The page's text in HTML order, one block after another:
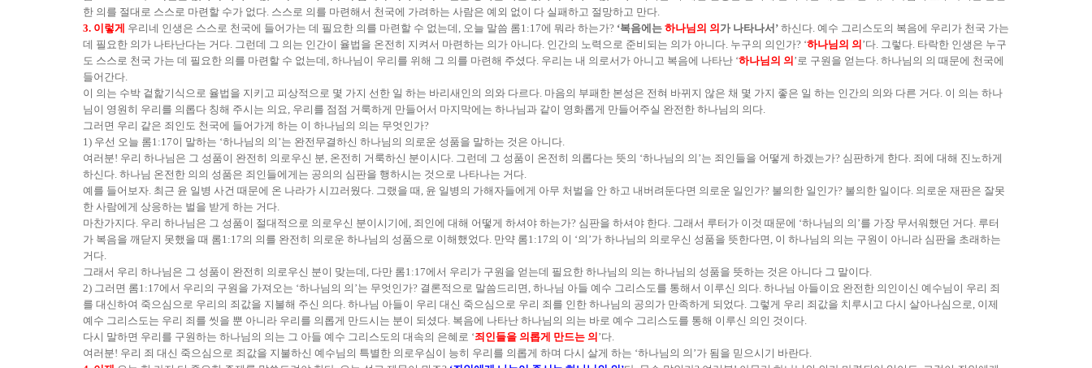
한 의를 절대로 스스로 마련할 수가 없다. 스스로 의를 마련해서 천국에 가려하는 사람은 예외 없이 다 실패하고 절망하고 만다.
3. 이렇게 우리네 인생은 스스로 천국에 들어가는 데 필요한 의를 마련할 수 없는데, 오늘 말씀 롬1:17에 뭐라 하는가? ‘복음에는 하나님의 의 가 나타나서’ 하신다. 예수 그리스도의 복음에 우리가 천국 가는
데 필요한 의가 나타난다는 거다. 그런데 그 의는 인간이 율법을 온전히 지켜서 마련하는 의가 아니다. 인간의 노력으로 준비되는 의가 아니다. 누구의 의인가? ‘하나님의 의 ’다. 그렇다. 타락한 인생은 누구
도 스스로 천국 가는 데 필요한 의를 마련할 수 없는데, 하나님이 우리를 위해 그 의를 마련해 주셨다. 우리는 내 의로서가 아니고 복음에 나타난 ‘하나님의 의 ’로 구원을 얻는다. 하나님의 의 때문에 천국에
들어간다.
이 의는 수박 겉핥기식으로 율법을 지키고 피상적으로 몇 가지 선한 일 하는 바리새인의 의와 다르다. 마음의 부패한 본성은 전혀 바뀌지 않은 채 몇 가지 좋은 일 하는 인간의 의와 다른 거다. 이 의는 하나
님이 영원히 우리를 의롭다 칭해 주시는 의요, 우리를 점점 거룩하게 만들어서 마지막에는 하나님과 같이 영화롭게 만들어주실 완전한 하나님의 의다.
그러면 우리 같은 죄인도 천국에 들어가게 하는 이 하나님의 의는 무엇인가?
1) 우선 오늘 롬1:17이 말하는 ‘하나님의 의’는 완전무결하신 하나님의 의로운 성품을 말하는 것은 아니다.
여러분! 우리 하나님은 그 성품이 완전히 의로우신 분, 온전히 거룩하신 분이시다. 그런데 그 성품이 온전히 의롭다는 뜻의 ‘하나님의 의’는 죄인들을 어떻게 하겠는가? 심판하게 한다. 죄에 대해 진노하게
하신다. 하나님 온전한 의의 성품은 죄인들에게는 공의의 심판을 행하시는 것으로 나타나는 거다.
예를 들어보자. 최근 윤 일병 사건 때문에 온 나라가 시끄러웠다. 그랬을 때, 윤 일병의 가해자들에게 아무 처벌을 안 하고 내버려둔다면 의로운 일인가? 불의한 일인가? 불의한 일이다. 의로운 재판은 잘못
한 사람에게 상응하는 벌을 받게 하는 거다.
마찬가지다. 우리 하나님은 그 성품이 절대적으로 의로우신 분이시기에, 죄인에 대해 어떻게 하셔야 하는가? 심판을 하셔야 한다. 그래서 루터가 이것 때문에 ‘하나님의 의’를 가장 무서워했던 거다. 루터
가 복음을 깨닫지 못했을 때 롬1:17의 의를 완전히 의로운 하나님의 성품으로 이해했었다. 만약 롬1:17의 이 ‘의’가 하나님의 의로우신 성품을 뜻한다면, 이 하나님의 의는 구원이 아니라 심판을 초래하는
거다.
그래서 우리 하나님은 그 성품이 완전히 의로우신 분이 맞는데, 다만 롬1:17에서 우리가 구원을 얻는데 필요한 하나님의 의는 하나님의 성품을 뜻하는 것은 아니다 그 말이다.
2) 그러면 롬1:17에서 우리의 구원을 가져오는 ‘하나님의 의’는 무엇인가? 결론적으로 말씀드리면, 하나님 아들 예수 그리스도를 통해서 이루신 의다. 하나님 아들이요 완전한 의인이신 예수님이 우리 죄
를 대신하여 죽으심으로 우리의 죄값을 지불해 주신 의다. 하나님 아들이 우리 대신 죽으심으로 우리 죄를 인한 하나님의 공의가 만족하게 되었다. 그렇게 우리 죄값을 치루시고 다시 살아나심으로, 이제
예수 그리스도는 우리 죄를 씻을 뿐 아니라 우리를 의롭게 만드시는 분이 되셨다. 복음에 나타난 하나님의 의는 바로 예수 그리스도를 통해 이루신 의인 것이다.
다시 말하면 우리를 구원하는 하나님의 의는 그 아들 예수 그리스도의 대속의 은혜로 ‘죄인들을 의롭게 만드는 의 ’다.
여러분! 우리 죄 대신 죽으심으로 죄값을 지불하신 예수님의 특별한 의로우심이 능히 우리를 의롭게 하며 다시 살게 하는 ‘하나님의 의’가 됨을 믿으시기 바란다.